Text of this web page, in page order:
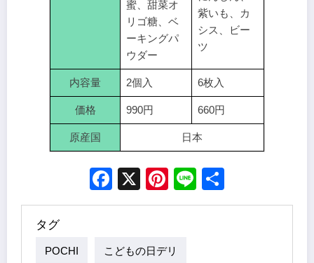
蜜、甜菜オ
リゴ糖、ベ
ーキングパ
ウダー
紫いも、カ
シス、ビー
ツ
内容量 2個入 6枚入
価格 990円 660円
原産国 日本
Facebook
X Pinterest
Line
タグ
POCHI こどもの日デリ